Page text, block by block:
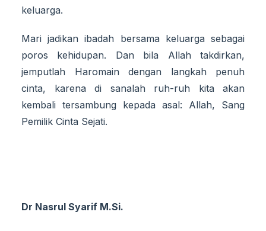
keluarga.
Mari jadikan ibadah bersama keluarga sebagai
poros kehidupan. Dan bila Allah takdirkan,
jemputlah Haromain dengan langkah penuh
cinta, karena di sanalah ruh-ruh kita akan
kembali tersambung kepada asal: Allah, Sang
Pemilik Cinta Sejati.
Dr Nasrul Syarif M.Si.